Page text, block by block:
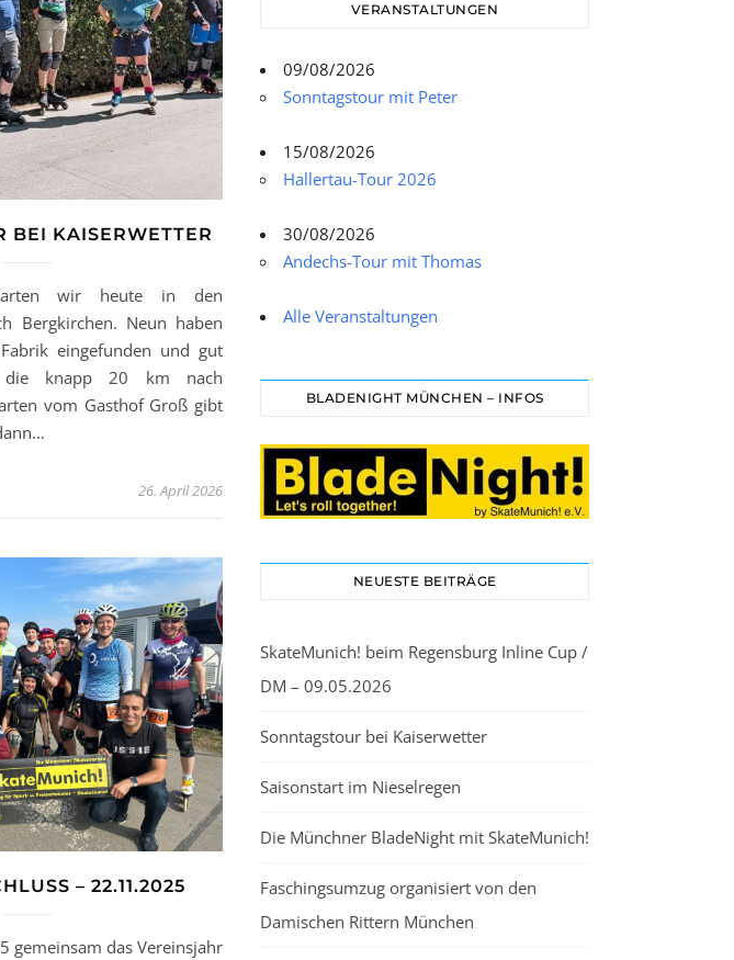
BEI KAISERWETTER
wir heute in den
Bergkirchen. Neun haben
eingefunden und gut
knapp 20 km nach
vom Gasthof Groß gibt
26. April 2026
– 22.11.2025
gemeinsam das Vereinsjahr
VERANSTALTUNGEN
09/08/2026
Sonntagstour mit Peter
15/08/2026
Hallertau-Tour 2026
30/08/2026
Andechs-Tour mit Thomas
Alle Veranstaltungen
BLADENIGHT MÜNCHEN – INFOS
NEUESTE BEITRÄGE
SkateMunich! beim Regensburg Inline Cup /
DM – 09.05.2026
Sonntagstour bei Kaiserwetter
Saisonstart im Nieselregen
Die Münchner BladeNight mit SkateMunich!
Faschingsumzug organisiert von den
Damischen Rittern München